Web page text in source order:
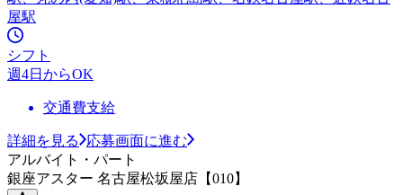
屋駅
シフト
週4日からOK
交通費支給
詳細を見る
応募画面に進む
アルバイト・パート
銀座アスター 名古屋松坂屋店【010】